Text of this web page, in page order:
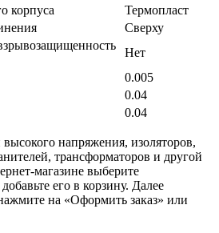
корпуса
Термопласт
Сверху
Нет
0.005
0.04
0.04
напряжения, изоляторов,
трансформаторов и другой
магазине выберите
его в корзину. Далее
на «Оформить заказ» или